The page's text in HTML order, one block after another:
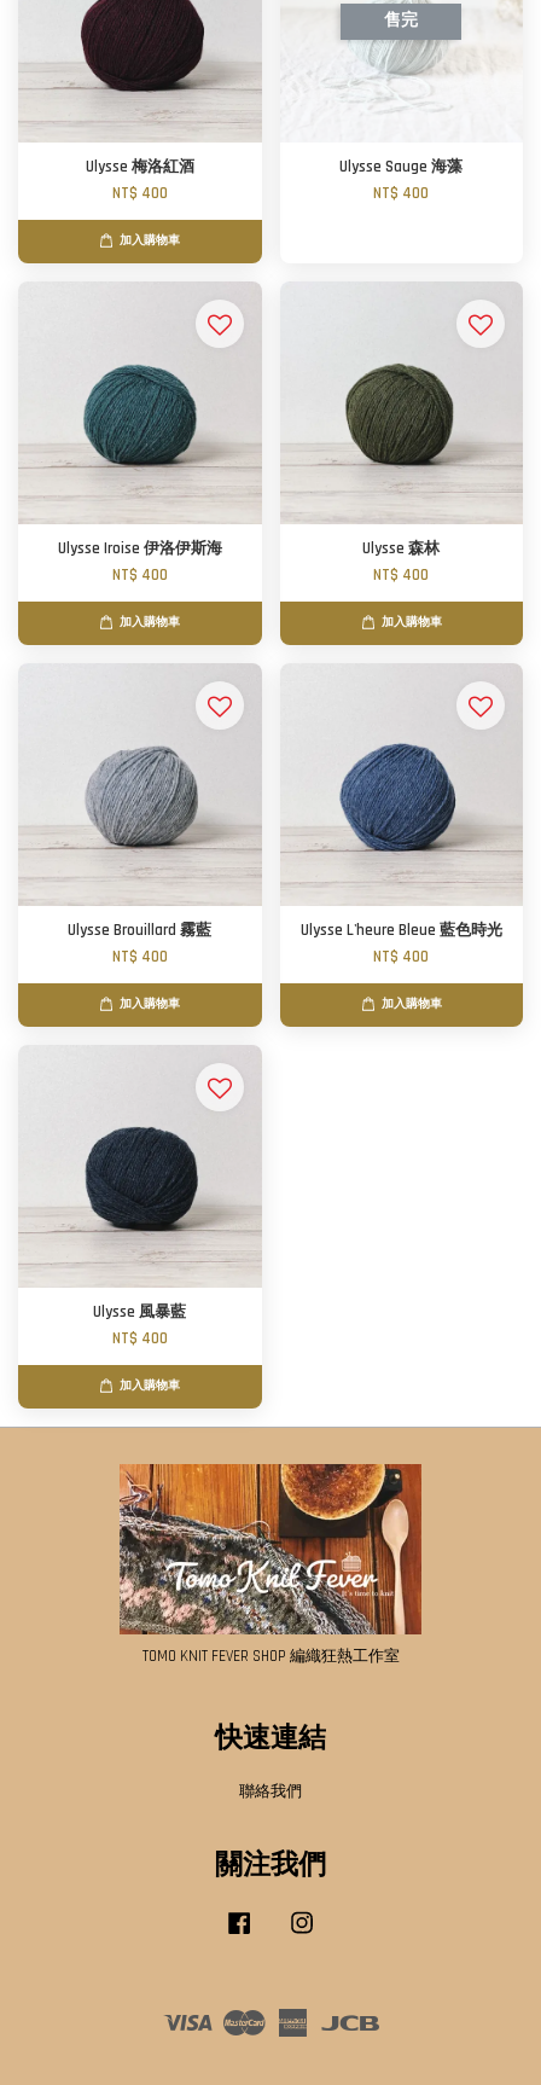
Ulysse 梅洛紅酒
NT$ 400
加入購物車
售完
Ulysse Sauge 海藻
NT$ 400
Ulysse Iroise 伊洛伊斯海
NT$ 400
加入購物車
Ulysse 森林
NT$ 400
加入購物車
Ulysse Brouillard 霧藍
NT$ 400
加入購物車
Ulysse L'heure Bleue 藍色時光
NT$ 400
加入購物車
Ulysse 風暴藍
NT$ 400
加入購物車
TOMO KNIT FEVER SHOP 編織狂熱工作室
快速連結
聯絡我們
關注我們
Facebook
Visa Master
American